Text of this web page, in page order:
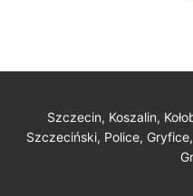
Szczecin, Koszalin,
Szczeciński, Police,